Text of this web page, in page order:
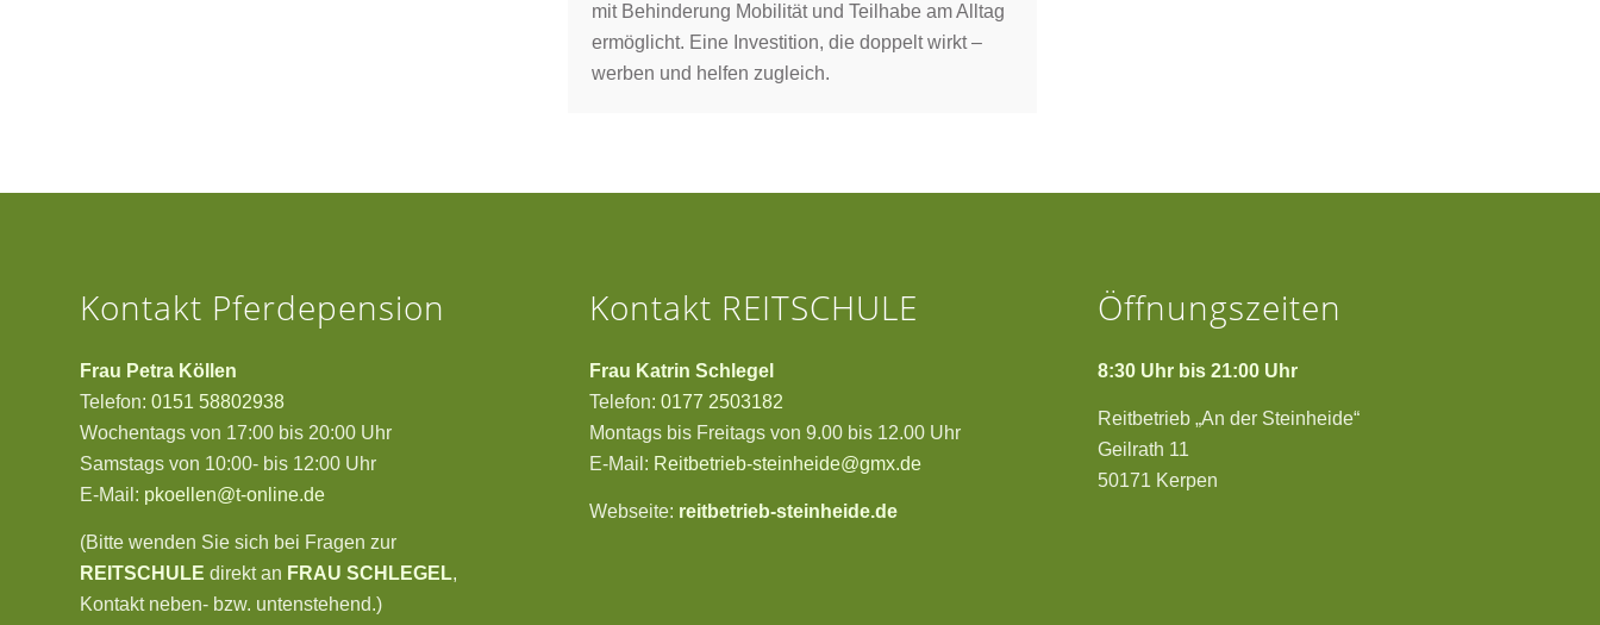
mit Behinderung Mobilität und Teilhabe am Alltag
ermöglicht. Eine Investition, die doppelt wirkt –
werben und helfen zugleich.
Kontakt Pferdepension
Frau Petra Köllen
Telefon: 0151 58802938
Wochentags von 17:00 bis 20:00 Uhr
Samstags von 10:00- bis 12:00 Uhr
E-Mail: pkoellen@t-online.de
(Bitte wenden Sie sich bei Fragen zur
REITSCHULE direkt an FRAU SCHLEGEL,
Kontakt neben- bzw. untenstehend.)
Kontakt REITSCHULE
Frau Katrin Schlegel
Telefon: 0177 2503182
Montags bis Freitags von 9.00 bis 12.00 Uhr
E-Mail: Reitbetrieb-steinheide@gmx.de
Webseite: reitbetrieb-steinheide.de
Öffnungszeiten
8:30 Uhr bis 21:00 Uhr
Reitbetrieb „An der Steinheide“
Geilrath 11
50171 Kerpen